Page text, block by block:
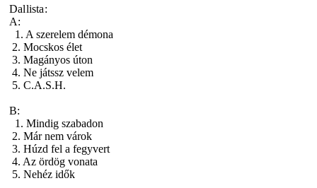
Dallista:
A:
1. A szerelem démona
2. Mocskos élet
3. Magányos úton
4. Ne játssz velem
5. C.A.S.H.
B:
1. Mindig szabadon
2. Már nem várok
3. Húzd fel a fegyvert
4. Az ördög vonata
5. Nehéz idők